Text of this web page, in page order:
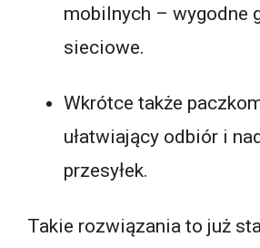
mobilnych – wygodne
sieciowe.
Wkrótce także
ułatwiający odbiór i
przesyłek.
Takie rozwiązania to już